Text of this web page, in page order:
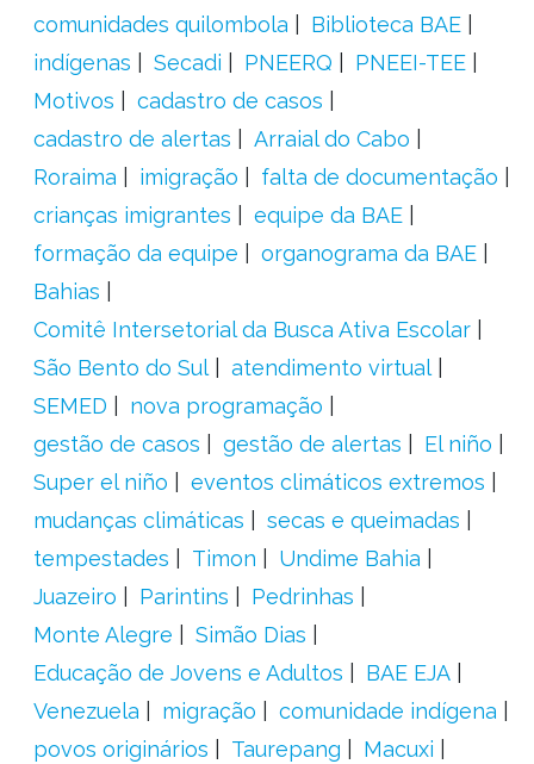
comunidades quilombola
Biblioteca BAE
indígenas
Secadi PNEERQ
PNEEI-TEE
Motivos
cadastro de casos
cadastro de alertas
Arraial do Cabo
Roraima
imigração
falta de documentação
crianças imigrantes
equipe da BAE
formação da equipe
organograma da BAE
Bahias
Comitê Intersetorial da Busca Ativa Escolar
São Bento do Sul
atendimento virtual
SEMED
nova programação
gestão de casos
gestão de alertas
El niño
Super el niño
eventos climáticos extremos
mudanças climáticas
secas e queimadas
tempestades
Timon
Undime Bahia
Juazeiro
Parintins
Pedrinhas
Monte Alegre
Simão Dias
Educação de Jovens e Adultos
BAE EJA
Venezuela
migração
comunidade indígena
povos originários
Taurepang
Macuxi